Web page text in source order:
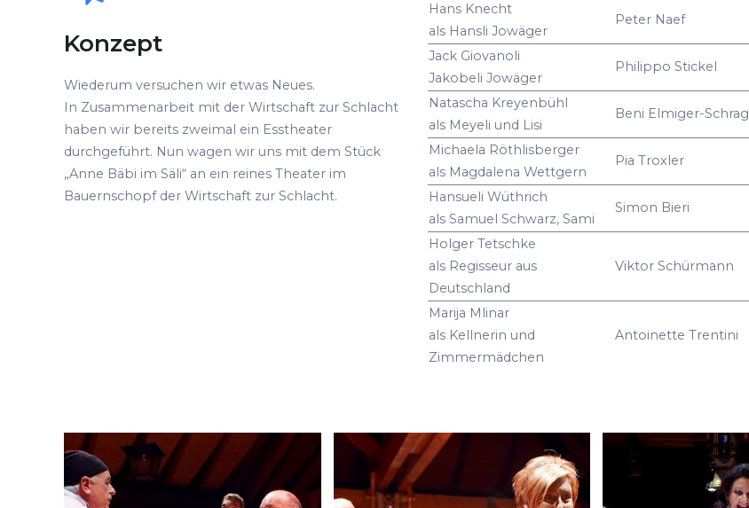
Konzept
Wiederum versuchen wir etwas Neues.
In Zusammenarbeit mit der Wirtschaft zur Schlacht
haben wir bereits zweimal ein Esstheater
durchgeführt. Nun wagen wir uns mit dem Stück
„Anne Bäbi im Säli“ an ein reines Theater im
Bauernschopf der Wirtschaft zur Schlacht.
Hans Knecht
als Hansli Jowäger
Peter Naef
Jack Giovanoli
Jakobeli Jowäger
Philippo Stickel
Natascha Kreyenbühl
als Meyeli und Lisi
Beni Elmiger-Schrag
Michaela Röthlisberger
als Magdalena Wettgern
Pia Troxler
Hansueli Wüthrich
als Samuel Schwarz, Sami
Simon Bieri
Holger Tetschke
als Regisseur aus
Deutschland
Viktor Schürmann
Marija Mlinar
als Kellnerin und
Zimmermädchen
Antoinette Trentini